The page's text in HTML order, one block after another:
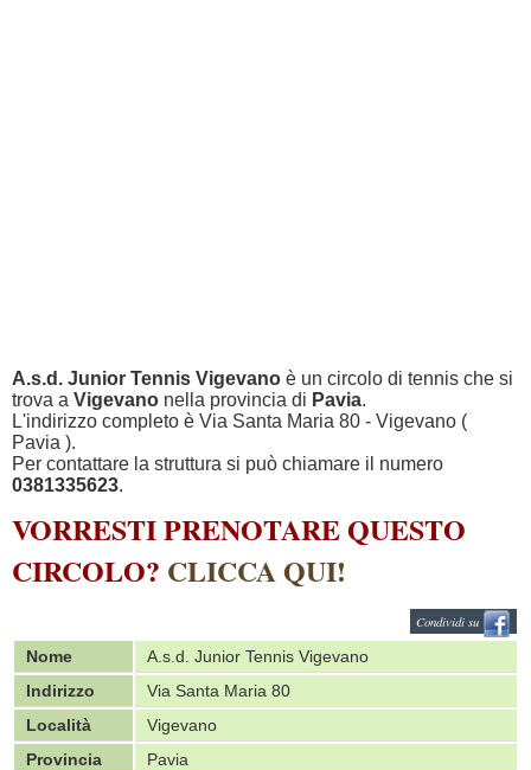
A.s.d. Junior Tennis Vigevano è un circolo di tennis che si
trova a Vigevano nella provincia di Pavia.
L'indirizzo completo è Via Santa Maria 80 - Vigevano (
Pavia ).
Per contattare la struttura si può chiamare il numero
0381335623.
VORRESTI PRENOTARE QUESTO
CIRCOLO? CLICCA QUI!
Condividi su
Nome
A.s.d. Junior Tennis Vigevano
Indirizzo
Via Santa Maria 80
Località
Vigevano
Provincia
Pavia